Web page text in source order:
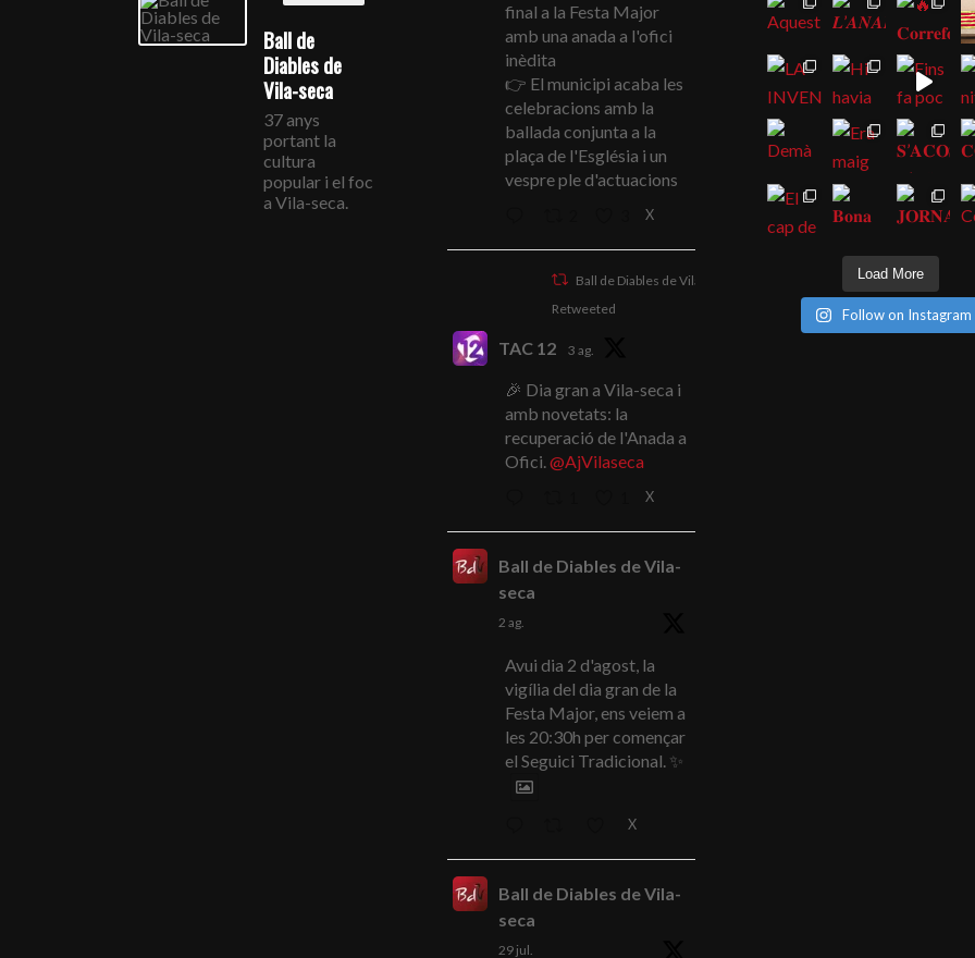
Ball de
Diables de
Vila-seca
37 anys
portant la
cultura
popular i el foc
a Vila-seca.
final a la Festa Major
amb una anada a l'ofici
inèdita
👉 El municipi acaba les
celebracions amb la
ballada conjunta a la
plaça de l'Església i un
vespre ple d'actuacions
X
Ball de Diables de Vila-seca
Retweeted
TAC 12 3 ag.
🎉 Dia gran a Vila-seca i
amb novetats: la
recuperació de l'Anada a
Ofici.@AjVilaseca
X
Ball de Diables de Vila-
seca
2 ag.
Avui dia 2 d'agost, la
vigília del dia gran de la
Festa Major, ens veiem a
les 20:30h per començar
el Seguici Tradicional. ✨
X
Ball de Diables de Vila-
seca
29 jul.
Load More
Follow on Instagram